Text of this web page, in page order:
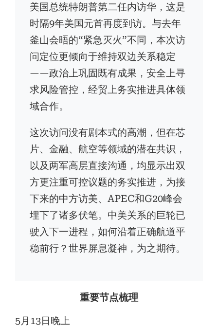
美国总统特朗普第二任内访华，这是
时隔9年美国元首再度到访。与去年
釜山会晤的“紧急灭火”不同，本次访
问定位更倾向于维持双边关系稳定
——政治上巩固既有成果，安全上寻
求风险管控，经贸上务实推进具体领
域合作。
这次访问没有剧本式的高潮，但在芯
片、金融、航空等领域的潜在共识，
以及两军高层直接沟通，均显示出双
方更注重可控议题的务实推进，为接
下来的中方访美、APEC和G20峰会
埋下了诸多伏笔。中美关系的巨轮已
驶入下一进程，如何沿着正确航道平
稳前行？世界屏息凝神，为之期待。
重要节点梳理
5月13日晚上